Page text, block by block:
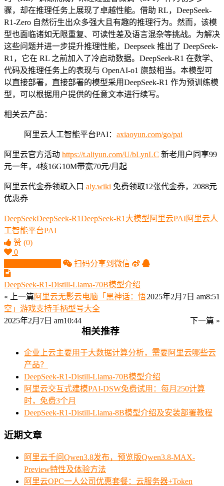
骤，却在推理任务上展现了卓越性能。借助 RL，DeepSeek-
R1-Zero 自然衍生出众多强大且有趣的推理行为。然而，该模
型也面临诸如无限重复、可读性差及语言混杂等挑战。为解决
这些问题并进一步提升推理性能，Deepseek 推出了 DeepSeek-
R1，它在 RL 之前加入了冷启动数据。DeepSeek-R1 在数学、
代码及推理任务上的表现与 OpenAI-o1 旗鼓相当。本模型可
以直接部署，直接部署的模型采用DeepSeek-R1 作为预训练模
型，可以根据用户提供的任意文本进行续写。
相关云产品：
阿里云人工智能平台PAI： axiaoyun.com/go/pai
阿里云官方活动 https://t.aliyun.com/U/bLynLC 新老用户同享99
元一年，4核16G10M带宽70元/月起
阿里云代金券领取入口 aly.wiki 免费领取12张代金券，2088元
优惠券
DeepSeekDeepSeek-R1DeepSeek-R1大模型 阿里云PAI阿里云人
工智能平台PAI
赞 (0)
0
扫码分享到微信
DeepSeek-R1-Distill-Llama-70B模型介绍
« 上一篇
2025年2月7日 am8:51
阿里云无影云电脑「黑神话：悟
空」游戏支持手柄型号大全
下一篇 »
2025年2月7日 am10:44
相关推荐
企业上云主要用于大数据计算分析，需要阿里云哪些云
产品？
DeepSeek-R1-Distill-Llama-70B模型介绍
阿里云交互式建模PAI-DSW免费试用：每月250计算
时，免费3个月
DeepSeek-R1-Distill-Llama-8B模型介绍及安装部署教程
近期文章
阿里云千问Qwen3.8发布，预览版Qwen3.8-MAX-
Preview特性及体验方法
阿里云OPC一人公司优惠套餐：云服务器+Token